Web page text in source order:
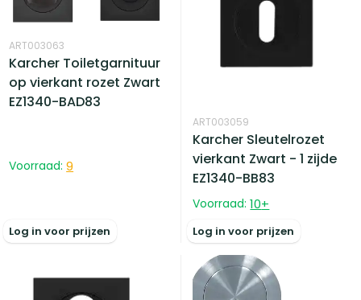
ART003063
Karcher Toiletgarnituur
op vierkant rozet Zwart
EZ1340-BAD83
Voorraad: 9
Log in voor prijzen
ART003059
Karcher Sleutelrozet
vierkant Zwart - 1 zijde
EZ1340-BB83
Voorraad: 10+
Log in voor prijzen